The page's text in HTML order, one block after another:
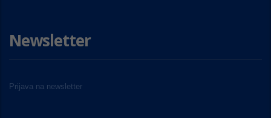
Newsletter
Prijava na newsletter